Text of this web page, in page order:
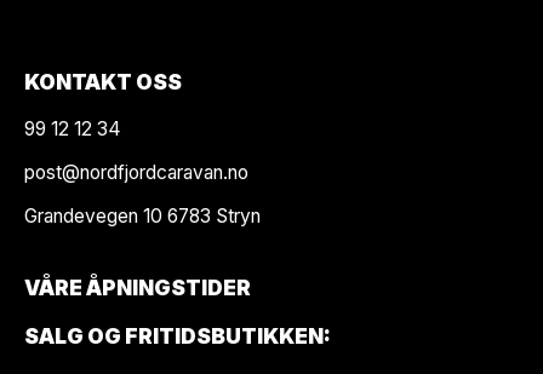
KONTAKT OSS
99 12 12 34
post@nordfjordcaravan.no
Grandevegen 10 6783 Stryn
VÅRE ÅPNINGSTIDER
SALG OG FRITIDSBUTIKKEN: